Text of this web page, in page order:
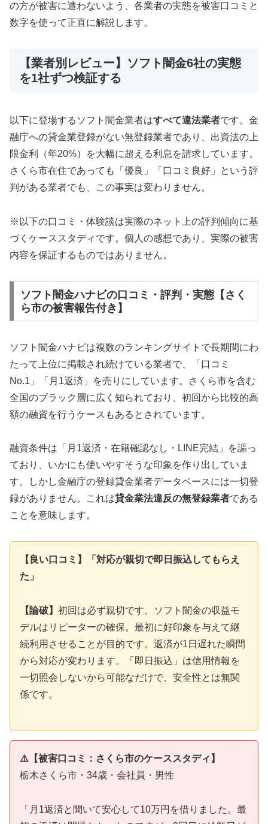
の方が被害に遭わないよう、各業者の実態を被害口コミと
数字を使って正直に解説します。
【業者別レビュー】ソフト闇金6社の実態
を1社ずつ検証する
以下に登場するソフト闇金業者はすべて違法業者です。金
融庁への貸金業登録がない無登録業者であり、出資法の上
限金利（年20%）を大幅に超える利息を請求しています。
さくら市在住であっても「優良」「口コミ良好」という評
判がある業者でも、この事実は変わりません。
※以下の口コミ・体験談は実際のネット上の評判傾向に基
づくケーススタディです。個人の感想であり、実際の被害
内容を保証するものではありません。
ソフト闇金ハナビの口コミ・評判・実態【さく
ら市の被害報告付き】
ソフト闇金ハナビは複数のランキングサイトで長期間にわ
たって上位に掲載され続けている業者で、「口コミ
No.1」「月1返済」を売りにしています。さくら市を含む
全国のブラック層に広く知られており、初回から比較的高
額の融資を行うケースもあるとされています。
融資条件は「月1返済・在籍確認なし・LINE完結」を謳っ
ており、いかにも使いやすそうな印象を作り出していま
す。しかし金融庁の登録貸金業者データベースには一切登
録がありません。これは貸金業法違反の無登録業者である
ことを意味します。
【良い口コミ】「対応が親切で即日振込してもらえ
た」
【論破】 初回は必ず親切です。ソフト闇金の収益モ
デルはリピーターの確保。最初に好印象を与えて継
続利用させることが目的です。返済が1日遅れた瞬間
から対応が変わります。「即日振込」は信用情報を
一切照会しないから可能なだけで、安全性とは無関
係です。
⚠️【被害口コミ：さくら市のケーススタディ】
栃木さくら市・34歳・会社員・男性
「月1返済と聞いて安心して10万円を借りました。最